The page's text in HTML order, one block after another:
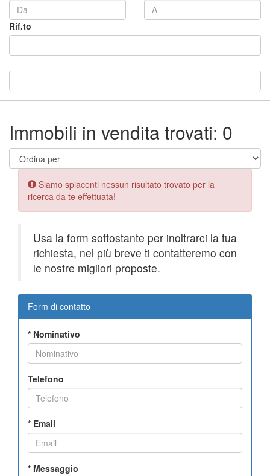
Rif.to
Immobili in vendita trovati: 0
Error:
Siamo spiacenti nessun risultato trovato per la
ricerca da te effettuata!
Usa la form sottostante per inoltrarci la tua
richiesta, nel più breve ti contatteremo con
le nostre migliori proposte.
Form di contatto
* Nominativo
Telefono
* Email
* Messaggio